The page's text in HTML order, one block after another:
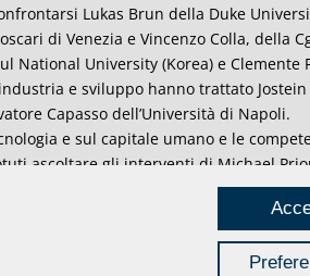
Lukas Brun della Duke
di Venezia e Vincenzo Colla, della
University (Korea) e Clemente
e sviluppo hanno trattato Jostein
Capasso dell’Università di Napoli.
e sul capitale umano e le
ascoltare gli interventi di Michael
Autonoma de Barcelona (Spagna),